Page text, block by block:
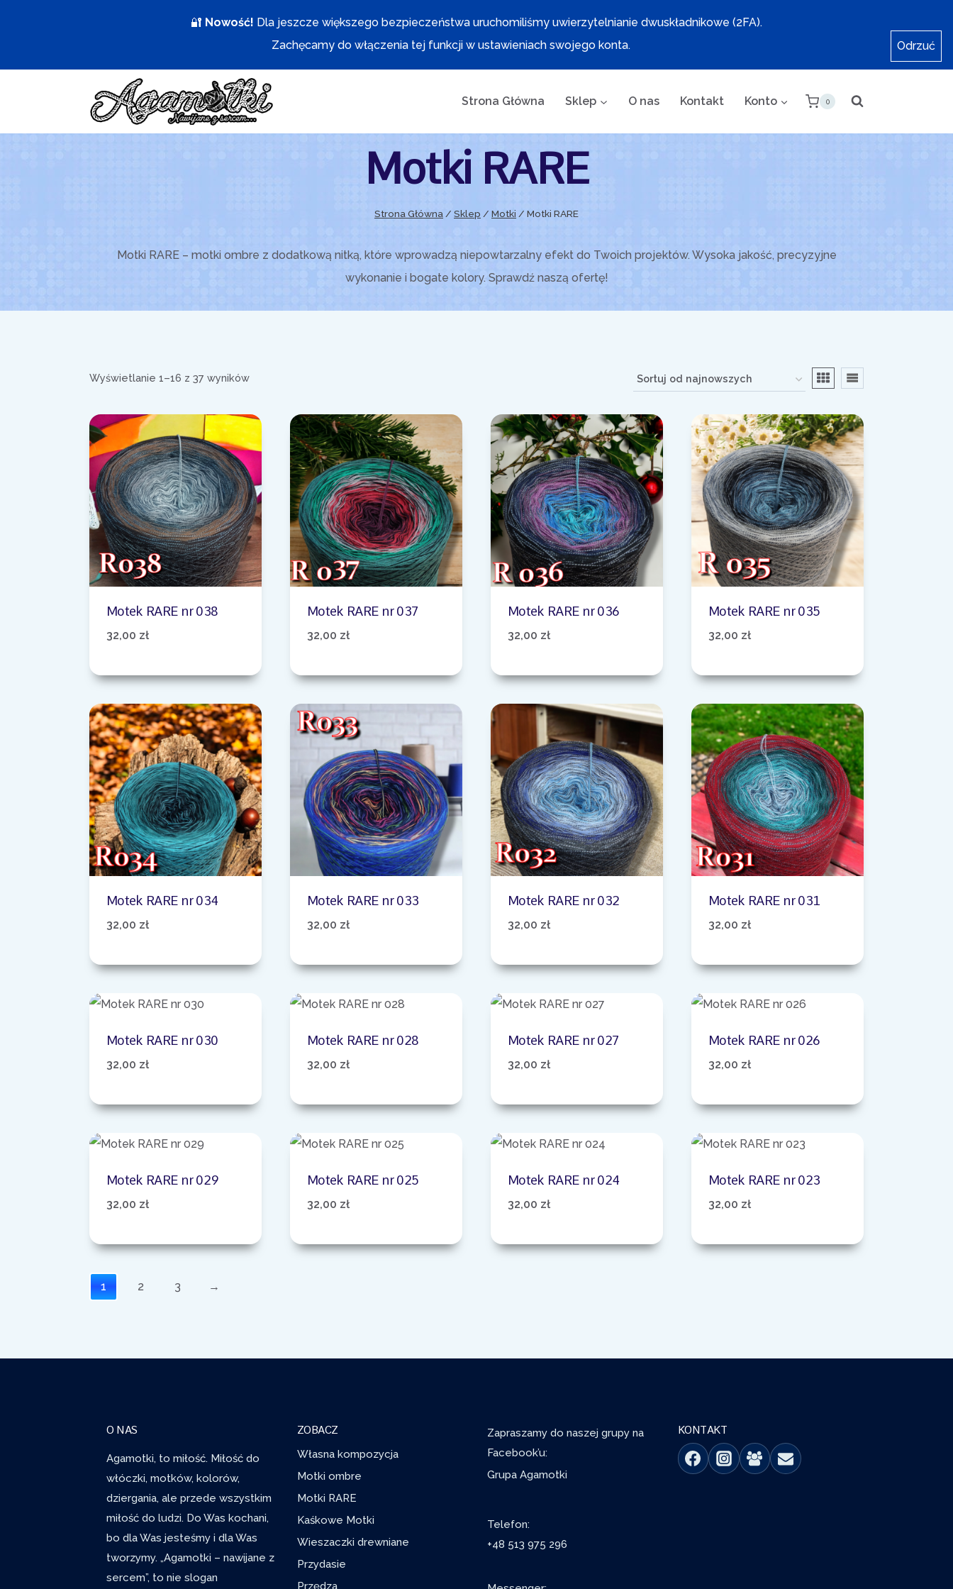
🔐 Nowość! Dla jeszcze większego bezpieczeństwa uruchomiliśmy uwierzytelnianie dwuskładnikowe (2FA).
Zachęcamy do włączenia tej funkcji w ustawieniach swojego konta.
Odrzuć
Strona Główna Sklep O nas Kontakt Konto 0
Motki RARE
Strona Główna / Sklep / Motki / Motki RARE
Motki RARE – motki ombre z dodatkową nitką, które wprowadzą niepowtarzalny efekt do Twoich projektów. Wysoka jakość, precyzyjne
wykonanie i bogate kolory. Sprawdź naszą ofertę!
Wyświetlanie 1–16 z 37 wynikówPosortowane
najnowszych
Motek RARE nr 038
32,00 zł
Motek RARE nr 037
32,00 zł
Motek RARE nr 036
32,00 zł
Motek RARE nr 035
32,00 zł
Motek RARE nr 034
32,00 zł
Motek RARE nr 033
32,00 zł
Motek RARE nr 032
32,00 zł
Motek RARE nr 031
32,00 zł
Motek RARE nr 030
32,00 zł
Motek RARE nr 028
32,00 zł
Motek RARE nr 027
32,00 zł
Motek RARE nr 026
32,00 zł
Motek RARE nr 029
32,00 zł
Motek RARE nr 025
32,00 zł
Motek RARE nr 024
32,00 zł
Motek RARE nr 023
32,00 zł
1 2 3 →
O NAS
Agamotki, to miłość. Miłość do
włóczki, motków, kolorów,
dziergania, ale przede wszystkim
miłość do ludzi. Do Was kochani,
bo dla Was jesteśmy i dla Was
tworzymy. „Agamotki – nawijane z
sercem”, to nie slogan
ZOBACZ
Własna kompozycja
Motki ombre
Motki RARE
Kaśkowe Motki
Wieszaczki drewniane
Przydasie
Przędza
Zapraszamy do naszej grupy na
Facebook’u:
Grupa Agamotki
Telefon:
+48 513 975 296
KONTAKT